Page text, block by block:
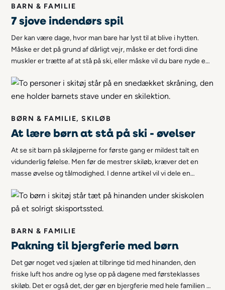
BARN & FAMILIE
7 sjove indendørs spil
Der kan være dage, hvor man bare har lyst til at blive i hytten.
Måske er det på grund af dårligt vejr, måske er det fordi dine
muskler er trætte af at stå på ski, eller måske vil du bare nyde en
spil på lager! I denne artikel deler vi 7 sjove spil, som er
velegnede til både voksne og børn.
BØRN & FAMILIE, SKILØB
At lære børn at stå på ski - øvelser
At se sit barn på skiløjperne for første gang er mildest talt en
vidunderlig følelse. Men før de mestrer skiløb, kræver det en
masse øvelse og tålmodighed. I denne artikel vil vi dele en
dit barn at stå på ski!
BARN & FAMILIE
Pakning til bjergferie med børn
Det gør noget ved sjælen at tilbringe tid med hinanden, den
friske luft hos andre og lyse op på dagene med førsteklasses
skiløb. Det er også det, der gør en bjergferie med hele familien så